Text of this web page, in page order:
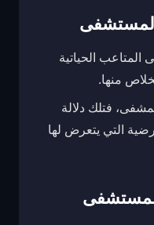
الحياتية
منها.
فتلك دلالة
التي يتعرض لها